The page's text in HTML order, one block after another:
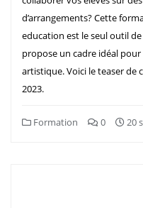
d’arrangements? Cette
education est le seul outil
propose un cadre idéal
artistique. Voici le teaser de
2023.
Formation 0 20